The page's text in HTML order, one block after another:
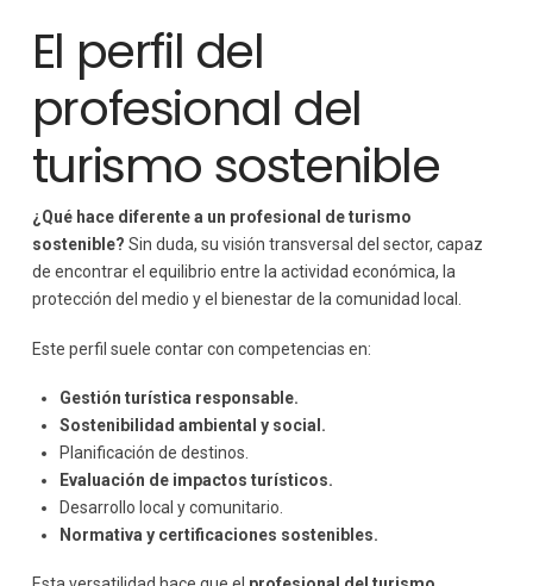
El perfil del
profesional del
turismo sostenible
¿Qué hace diferente a un profesional de turismo
sostenible? Sin duda, su visión transversal del sector, capaz
de encontrar el equilibrio entre la actividad económica, la
protección del medio y el bienestar de la comunidad local.
Este perfil suele contar con competencias en:
Gestión turística responsable.
Sostenibilidad ambiental y social.
Planificación de destinos.
Evaluación de impactos turísticos.
Desarrollo local y comunitario.
Normativa y certificaciones sostenibles.